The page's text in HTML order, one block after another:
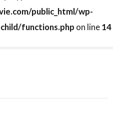
・フォックス
・ベレンジャー
public_html/wp-
functions.php on line14